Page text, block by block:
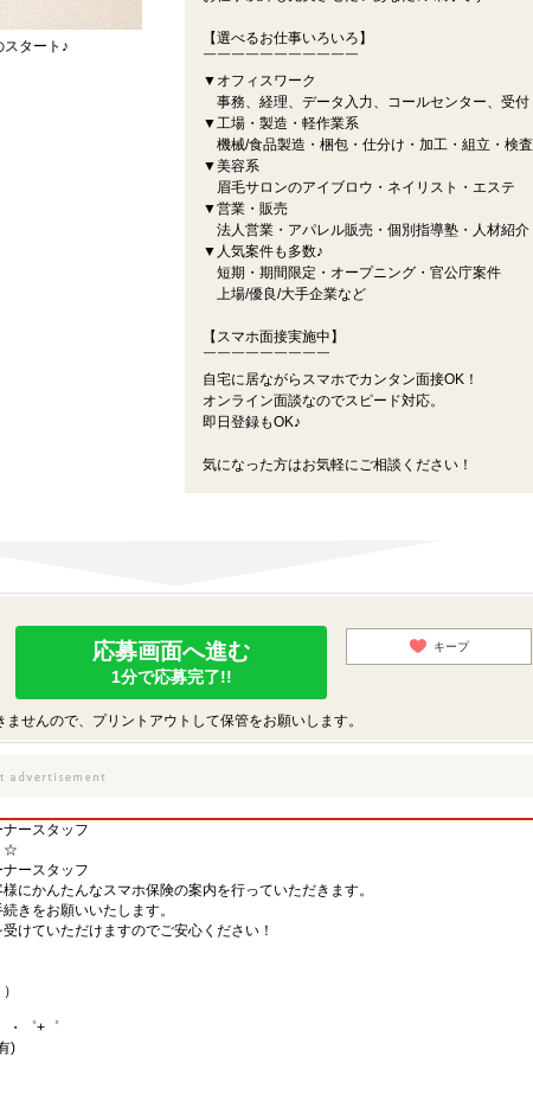
タート♪
【選べるお仕事いろいろ】
￣￣￣￣￣￣￣￣￣￣￣
▼オフィスワーク
事務、経理、データ入力、コールセンター、受付
▼工場・製造・軽作業系
機械/食品製造・梱包・仕分け・加工・組立・検査
▼美容系
眉毛サロンのアイブロウ・ネイリスト・エステ
▼営業・販売
法人営業・アパレル販売・個別指導塾・人材紹介
▼人気案件も多数♪
短期・期間限定・オープニング・官公庁案件
上場/優良/大手企業など
【スマホ面接実施中】
￣￣￣￣￣￣￣￣￣
自宅に居ながらスマホでカンタン面接OK！
オンライン面談なのでスピード対応。
即日登録もOK♪
気になった方はお気軽にご相談ください！
応募画面へ進む
1分で応募完了!!
キープ
せんので、プリントアウトして保管をお願いします。
ースタッフ
☆
ースタッフ
にかんたんなスマホ保険の案内を行っていただきます。
きをお願いいたします。
けていただけますのでご安心ください！
・゜+゜
)